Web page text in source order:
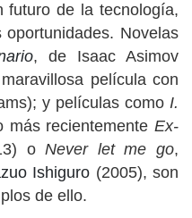
futuro de la tecnología,
Novelas
, de Isaac Asimov
película con
y películas como I.
más recientemente Ex-
oNever let me go,
Ishiguro (2005), son
de ello.